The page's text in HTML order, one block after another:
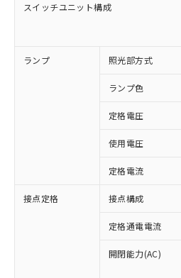
スイッチユニット構成
ランプ 照光部方式
ランプ色
定格電圧
使用電圧
定格電流
接点定格 接点構成
定格通電電流
開閉能力(AC)
ご利用条件
以下の条件をお読みいた
ご利用ください。
本サービスは、当社
商品の当社在庫状況
(税抜)を提供させて
当社制御機器事業
対応済み：EU RoHS
非含有に対応した製品が
対応予定：EU RoHS指令
有に対応した製品に切り
対応予定なし：EU RoHS
非含有に非対応の商品で
調査・確認中：EU RoHS
非含有の対応状況を調査
非該当品：ライセンス料
害物質有無と関係のない
仕入先様の事情により、
「○」：最大均質材料含
基準値以下であることを
「×」：最大均質材料含